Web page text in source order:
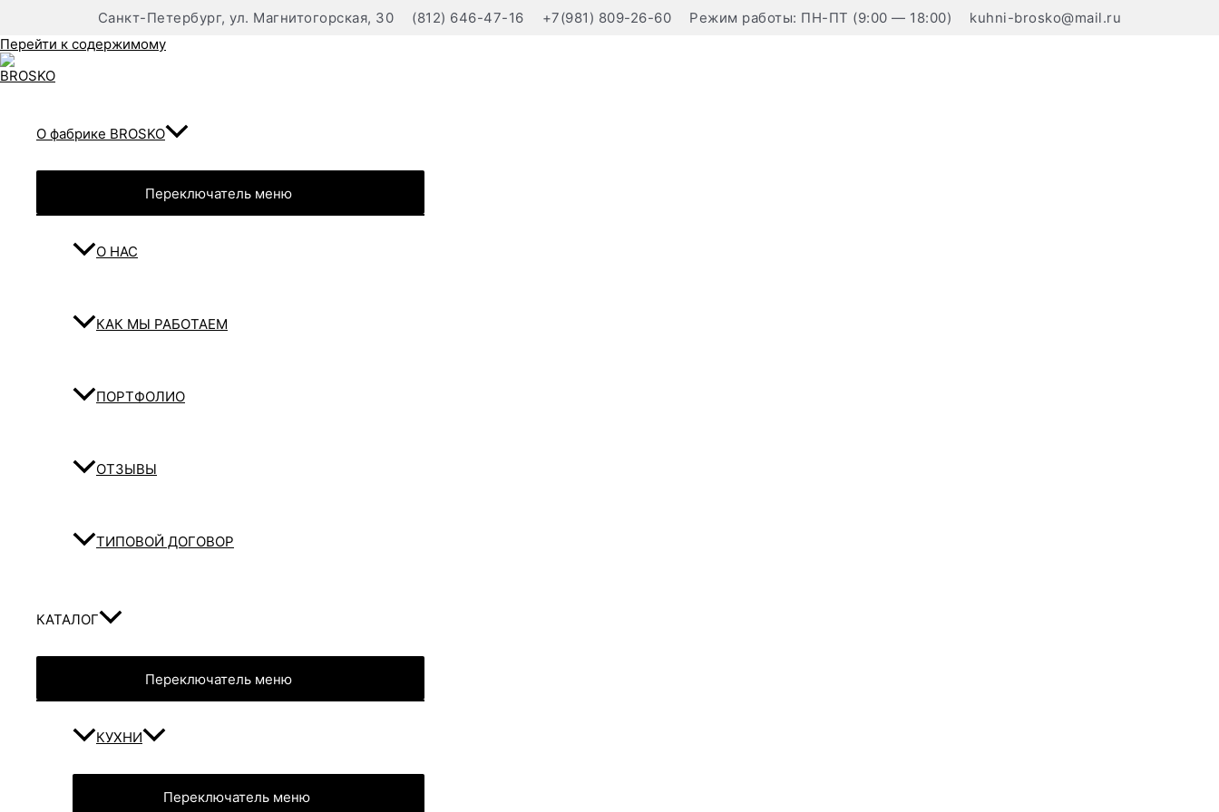
Санкт-Петербург, ул. Магнитогорская, 30 (812) 646-47-16 +7(981) 809-26-60 Режим работы: ПН-ПТ (9:00 — 18:00)
kuhni-brosko@mail.ru
Перейти к содержимому
О фабрике BROSKO
Переключатель меню
О НАС
КАК МЫ РАБОТАЕМ
ПОРТФОЛИО
ОТЗЫВЫ
ТИПОВОЙ ДОГОВОР
КАТАЛОГ
Переключатель меню
КУХНИ
Переключатель меню